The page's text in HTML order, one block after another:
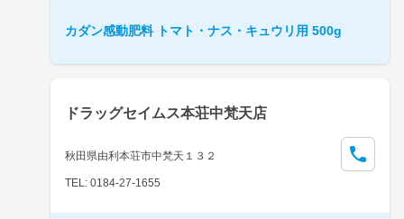
カダン感動肥料 トマト・ナス・キュウリ用 500g
ドラッグセイムス本荘中梵天店
秋田県由利本荘市中梵天１３２
TEL: 0184-27-1655